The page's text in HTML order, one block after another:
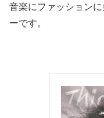
音楽にファッション
ーです。